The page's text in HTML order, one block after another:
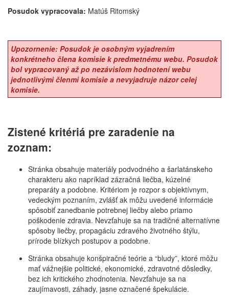
Posudok vypracovala: Matúš Ritomský
Upozornenie: Posudok je osobným vyjadrením
konkrétneho člena komisie k predmetnému webu. Posudok
bol vypracovaný až po nezávislom hodnotení webu
jednotlivými členmi komisie a nevyjadruje názor celej
komisie.
Zistené kritériá pre zaradenie na
zoznam:
Stránka obsahuje materiály podvodného a šarlatánskeho
charakteru ako napríklad zázračná liečba, kúzelné
preparáty a podobne. Kritériom je rozpor s objektívnym,
vedeckým poznaním, zvlášť ak môžu uvedené informácie
spôsobiť zanedbanie potrebnej liečby alebo priamo
poškodenie zdravia. Nevzťahuje sa na tradičné alternatívne
spôsoby liečby, propagáciu zdravého životného štýlu,
prírode blízkych postupov a podobne.
Stránka obsahuje konšpiračné teórie a “bludy”, ktoré môžu
mať vážnejšie politické, ekonomické, zdravotné dôsledky,
bez ich kritického zhodnotenia. Nevzťahuje sa na
zaujímavosti, záhady, jasne označené špekulácie.